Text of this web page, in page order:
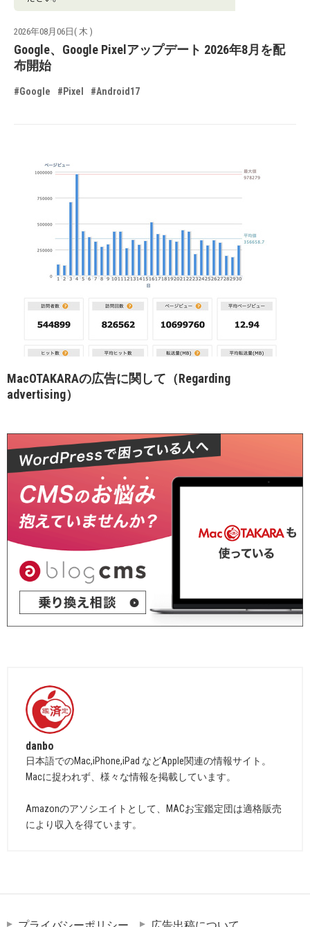
2026年08月06日( 木 )
Google、Google Pixelアップデート 2026年8月を配
布開始
#Google #Pixel #Android17
MacOTAKARAの広告に関して（Regarding
advertising）
danbo
日本語でのMac,iPhone,iPad などApple関連の情報サイト。
Macに捉われず、様々な情報を掲載しています。
Amazonのアソシエイトとして、MACお宝鑑定団は適格販売
により収入を得ています。